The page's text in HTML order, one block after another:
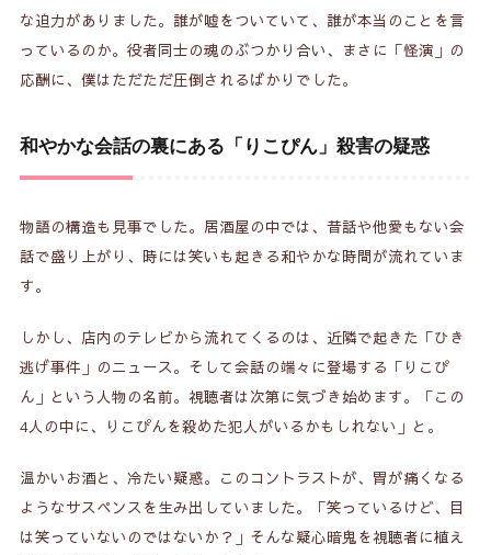
な迫力がありました。誰が嘘をついていて、誰が本当のことを言
っているのか。役者同士の魂のぶつかり合い、まさに「怪演」の
応酬に、僕はただただ圧倒されるばかりでした。
和やかな会話の裏にある「りこぴん」殺害の疑惑
物語の構造も見事でした。居酒屋の中では、昔話や他愛もない会
話で盛り上がり、時には笑いも起きる和やかな時間が流れていま
す。
しかし、店内のテレビから流れてくるのは、近隣で起きた「ひき
逃げ事件」のニュース。そして会話の端々に登場する「りこぴ
ん」という人物の名前。視聴者は次第に気づき始めます。「この
4人の中に、りこぴんを殺めた犯人がいるかもしれない」と。
温かいお酒と、冷たい疑惑。このコントラストが、胃が痛くなる
ようなサスペンスを生み出していました。「笑っているけど、目
は笑っていないのではないか？」そんな疑心暗鬼を視聴者に植え